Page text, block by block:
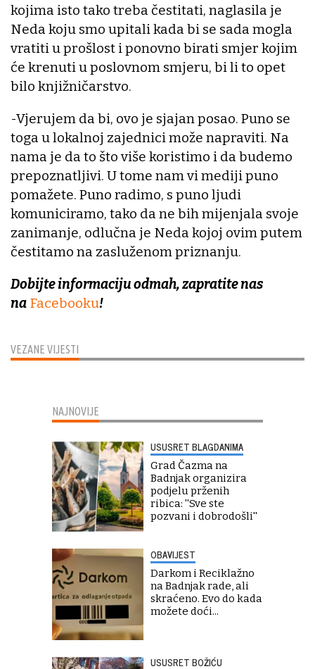
VEZANE VIJESTI
kojima isto tako treba čestitati, naglasila je
Neda koju smo upitali kada bi se sada mogla
vratiti u prošlost i ponovno birati smjer kojim
će krenuti u poslovnom smjeru, bi li to opet
bilo knjižničarstvo.
-Vjerujem da bi, ovo je sjajan posao. Puno se
toga u lokalnoj zajednici može napraviti. Na
nama je da to što više koristimo i da budemo
prepoznatljivi. U tome nam vi mediji puno
pomažete. Puno radimo, s puno ljudi
komuniciramo, tako da ne bih mijenjala svoje
zanimanje, odlučna je Neda kojoj ovim putem
čestitamo na zasluženom priznanju.
Dobijte informaciju odmah, zapratite nas
na Facebooku!
NAJNOVIJE
USUSRET BLAGDANIMA
Grad Čazma na
Badnjak organizira
podjelu prženih
ribica: ''Sve ste
pozvani i dobrodošli''
OBAVIJEST
Darkom i Reciklažno
na Badnjak rade, ali
skraćeno. Evo do kada
možete doći...
USUSRET BOŽIĆU